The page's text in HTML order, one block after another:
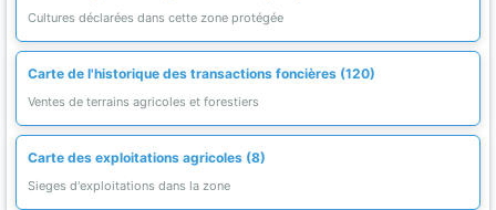
Cultures déclarées dans cette zone protégée
Carte de l'historique des transactions foncières (120)
Ventes de terrains agricoles et forestiers
Carte des exploitations agricoles (8)
Sieges d'exploitations dans la zone